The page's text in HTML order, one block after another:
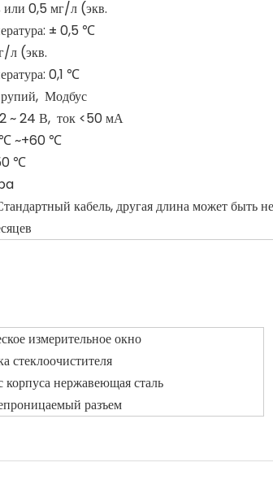
или 0,5 мг/л (экв.
± 0,5 ℃
л (экв.
0,1 ℃
Модбус
~ 24 В, ток <50 мА
~+60 ℃
℃
кабель, другая длина может быть
измерительное окно
стеклоочистителя
корпуса нержавеющая сталь
разъем